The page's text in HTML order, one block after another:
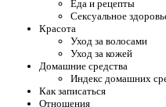
Еда и рецепты
Сексуальное
Красота
Уход за волосами
Уход за кожей
Домашние средства
Индекс домашних
Как записаться
Отношения